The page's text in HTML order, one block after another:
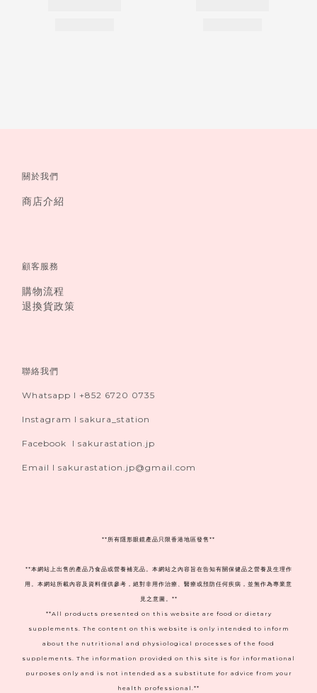
關於我們
商店介紹
顧客服務
購物流程
退換貨政策
聯絡我們
Whatsapp I +852 6720 0735
Instagram I sakura_station
Facebook I sakurastation.jp
Email I sakurastation.jp@gmail.com
** 所有隱形眼鏡產品只限香港地區發售**
**本網站上出售的產品乃食品或營養補充品。本網站之內容旨在告知有關保健品之營養及生理作
用。本網站所載內容及資料僅供參考，絕對非用作治療、醫療或預防任何疾病，並無作為專業意
見之意圖。**
**All products presented on this website are food or dietary
supplements. The content on this website is only intended to inform
about the nutritional and physiological processes of the food
supplements. The information provided on this site is for informational
purposes only and is not intended as a substitute for advice from your
health professional.**